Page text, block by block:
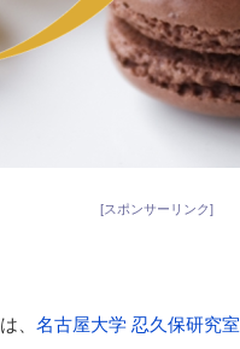
[スポンサーリンク]
は、 名古屋大学 忍久保研究室